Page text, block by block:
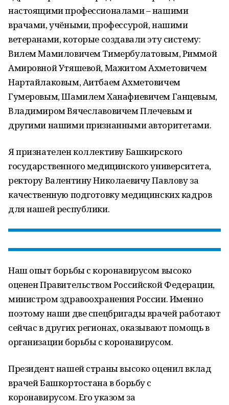
настоящими профессионалами – нашими
врачами, учёными, профессурой, нашими
ветеранами, которые создавали эту систему:
Вилем Мамиловичем Тимербулатовым, Риммой
Амировной Утяшевой, Мажитом Ахметовичем
Нартайлаковым, Аитбаем Ахметовичем
Гумеровым, Шамилем Ханафиевичем Ганцевым,
Владимиром Вячеславовичем Плечевым и
другими нашими признанными авторитетами.
Я признателен коллективу Башкирского
государственного медицинского университета,
ректору Валентину Николаевичу Павлову за
качественную подготовку медицинских кадров
для нашей республики.
Наш опыт борьбы с коронавирусом высоко
оценен Правительством Российской Федерации,
министром здравоохранения России. Именно
поэтому наши две спецбригады врачей работают
сейчас в других регионах, оказывают помощь в
организации борьбы с коронавирусом.
Президент нашей страны высоко оценил вклад
врачей Башкортостана в борьбу с
коронавирусом. Его указом за